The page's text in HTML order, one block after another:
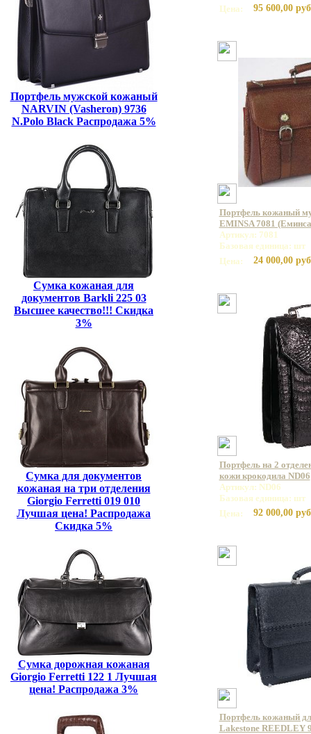
Портфель мужской кожаный
NARVIN (Vasheron) 9736
N.Polo Black Распродажа 5%
Сумка кожаная для
документов Barkli 225 03
Высшее качество!!! Скидка
3%
Сумка для документов
кожаная на три отделения
Giorgio Ferretti 019 010
Лучшая цена! Распродажа
Скидка 5%
Сумка дорожная кожаная
Giorgio Ferretti 122 1 Лучшая
цена! Распродажа 3%
Цена:
95 600,00
Портфель кожаный
EMINSA 7081
Артикул: 7081
Базовая единица: шт
Цена:
24 000,00
Портфель на 2
кожи крокодила ND06
Артикул: ND06
Базовая единица: шт
Цена:
92 000,00
Портфель кожаный
Lakestone REEDLEY